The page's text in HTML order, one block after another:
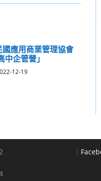
應用商業管理協會
中企管營」
12-19
｜